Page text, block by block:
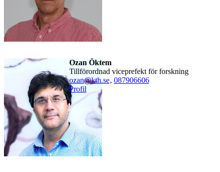
Ozan Öktem
Tillförordnad viceprefekt för forskning
ozan@kth.se, 087906606
Profil